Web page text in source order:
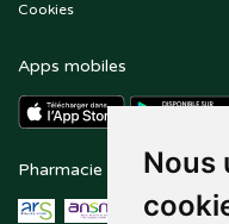
Nous
Cookies
Apps mobiles
Pharmacie en ligne agréée